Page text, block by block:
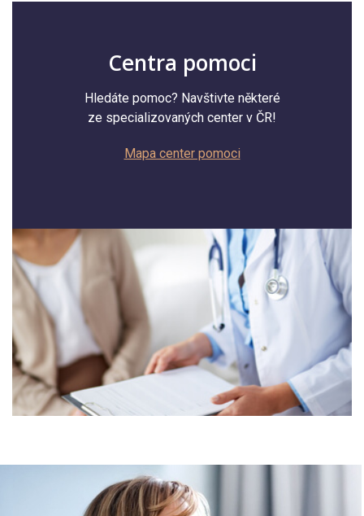
Centra pomoci
Hledáte pomoc? Navštivte některé
ze specializovaných center v ČR!
Mapa center pomoci